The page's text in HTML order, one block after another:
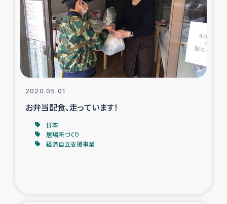
漁民によるマングローブ植林活動
レバノンでのシリア難民への食糧・越冬支援
レバノンにおける緊急支援
レバノンでのシリア難民への教育支援事業
レバノンでのシリア難民・レバノン人への農業支援
2020.05.01
お弁当配食、走っています！
日本
居場所づくり
経済自立支援事業